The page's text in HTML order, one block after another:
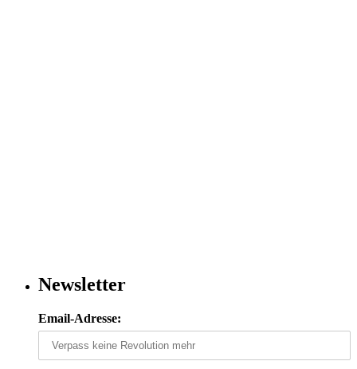
Newsletter
Email-Adresse: